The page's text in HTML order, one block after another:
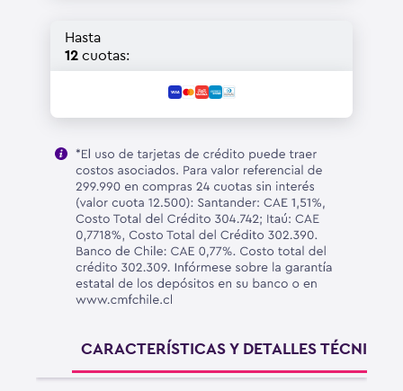
Hasta
12 cuotas:
CARACTERÍSTICAS Y DETALLES TÉCNICOS